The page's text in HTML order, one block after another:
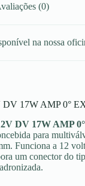
(0)
na nossa
DV 17W AMP 0°
DV 17W AMP
para
Funciona a 12
um conector do